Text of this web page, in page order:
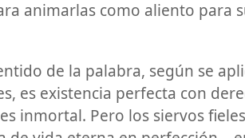
animarlas como aliento para
de la palabra, según se
es existencia perfecta con
inmortal. Pero los siervos